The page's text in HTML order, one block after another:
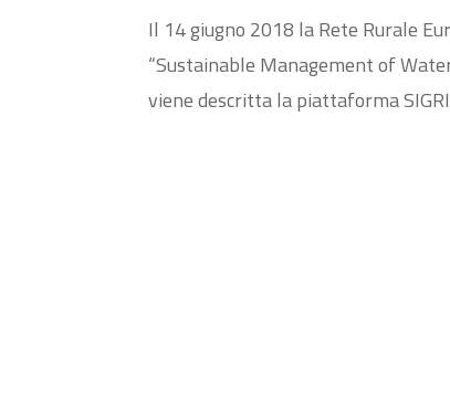
Il 14 giugno 2018 la Rete Rurale
“Sustainable Management of
viene descritta la piattaforma